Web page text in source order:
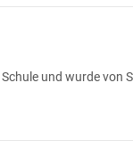
und wurde von